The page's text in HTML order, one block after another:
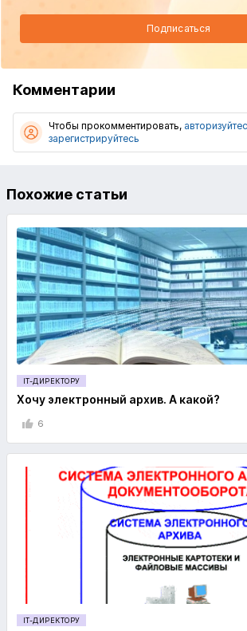
Подписаться
Комментарии
Чтобы прокомментировать,
зарегистрируйтесь
Похожие статьи
IT-ДИРЕКТОРУ
Хочу электронный архив. А какой?
6
IT-ДИРЕКТОРУ